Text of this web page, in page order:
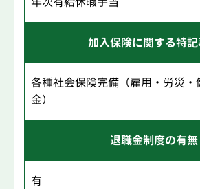
加入保険に関する特
各種社会保険完備（雇用・労災
金）
退職金制度の有無
有